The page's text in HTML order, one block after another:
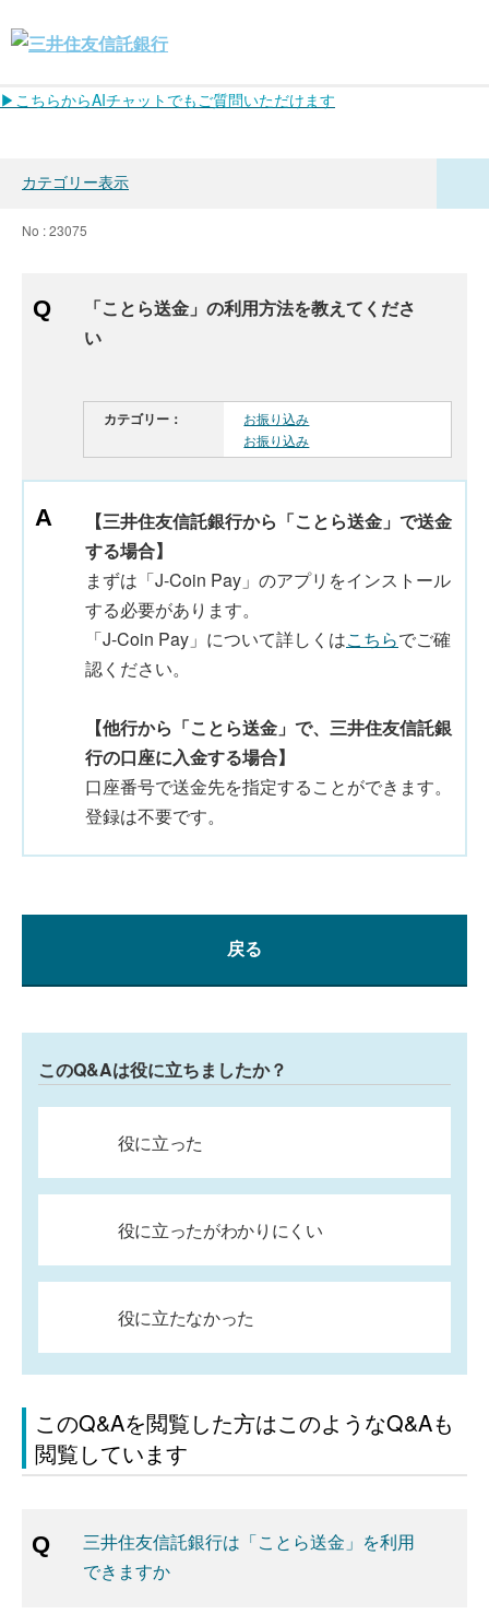
▶こちらからAIチャットでもご質問いただけます
カテゴリー表示
No : 23075
「ことら送金」の利用方法を教えてくださ
い
カテゴリー：
お振り込み
お振り込み
【三井住友信託銀行から「ことら送金」で送金
する場合】
まずは「J-Coin Pay」のアプリをインストール
する必要があります。
「J-Coin Pay」について詳しくはこちらでご確
認ください。
【他行から「ことら送金」で、三井住友信託銀
行の口座に入金する場合】
口座番号で送金先を指定することができます。
登録は不要です。
戻る
このQ&Aは役に立ちましたか？
役に立った
役に立ったがわかりにくい
役に立たなかった
このQ&Aを閲覧した方はこのようなQ&Aも
閲覧しています
三井住友信託銀行は「ことら送金」を利用
できますか